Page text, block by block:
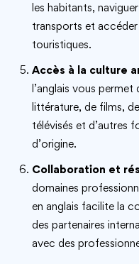
les habitants,
transports et accéder
touristiques.
Accès à la culture
l’anglais vous
littérature, de films,
télévisés et d’autres
d’origine.
Collaboration et
domaines
en anglais facilite la
des partenaires
avec des